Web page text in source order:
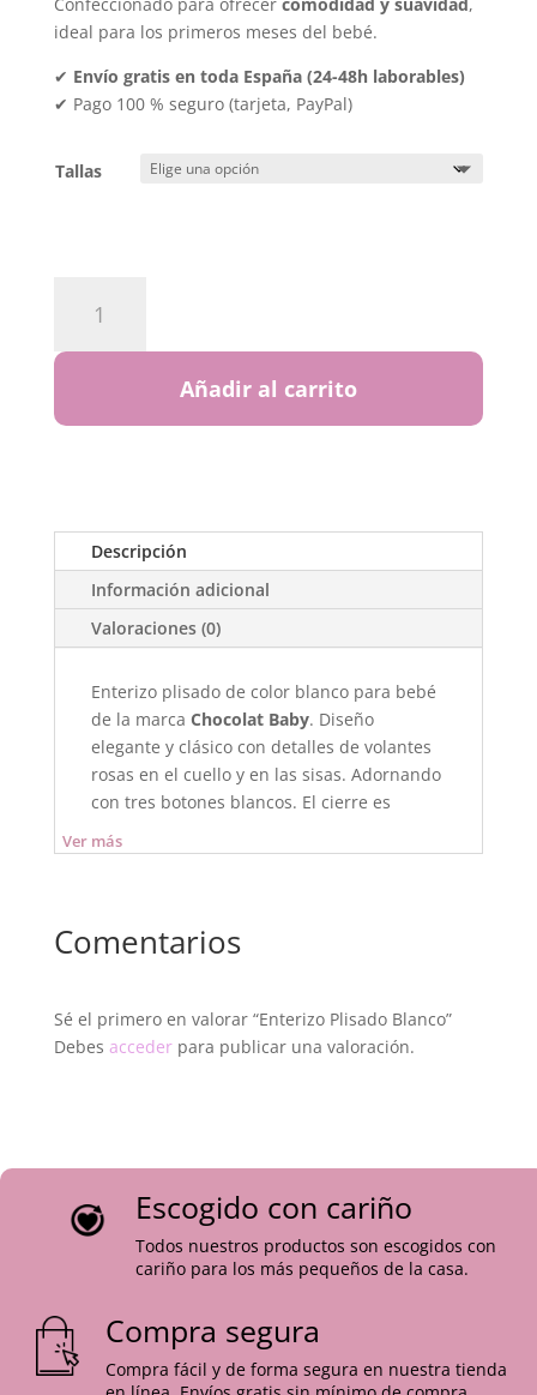
Confeccionado para ofrecer comodidad y suavidad,
ideal para los primeros meses del bebé.
✔ Envío gratis en toda España (24-48h laborables)
✔ Pago 100 % seguro (tarjeta, PayPal)
Tallas
Plisado
Añadir al carrito
Descripción
Información adicional
Valoraciones (0)
Enterizo plisado de color blanco para bebé
de la marca Chocolat Baby. Diseño
elegante y clásico con detalles de volantes
rosas en el cuello y en las sisas. Adornando
con tres botones blancos. El cierre es
abotonado por detrás. Confeccionado en
suave tela que brinda comodidad y estilo.
específicamente para mantener al bebé
fresco y cómodo durante los días más
presión(snaps) en la entrepierna para
facilitar el cambio de pañal sin tener que
Color: Blanco y detalles en Rosa
Material: 65% algodón y 35% poliéster
Diseño: Plisado, volantes, botones
Tipo de prenda: Enterizo
Ver más
Comentarios
Sé el primero en valorar “Enterizo Plisado Blanco”
Debes accederpara publicar una valoración.
Escogido con cariño
Todos nuestros productos son escogidos con
cariño para los más pequeños de la casa.
Compra segura
Compra fácil y de forma segura en nuestra tienda